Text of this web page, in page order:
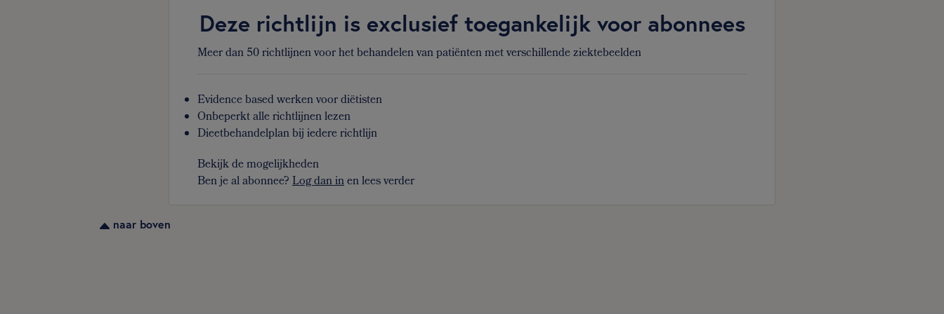
Deze richtlijn is exclusief toegankelijk voor abonnees
Meer dan 50 richtlijnen voor het behandelen van patiënten met verschillende ziektebeelden
Evidence based werken voor diëtisten
Onbeperkt alle richtlijnen lezen
Dieetbehandelplan bij iedere richtlijn
Bekijk de mogelijkheden
Ben je al abonnee?Log dan inen lees verder
naar boven